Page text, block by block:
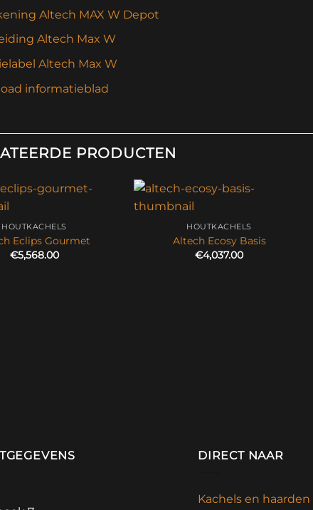
Altech MAX W Depot
Altech Max W
Altech Max W
informatieblad
PRODUCTEN
HOUTKACHELS
Eclips Gourmet
€5,568.00
HOUTKACHELS
Altech Ecosy Basis
€4,037.00
DIRECT NAAR
Kachels en haarden